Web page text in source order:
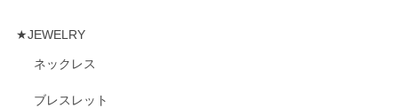
★JEWELRY
ネックレス
ブレスレット